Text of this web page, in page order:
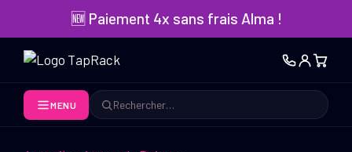
contenu
🆕 Paiement 4x sans frais Alma !
MENU
Rechercher